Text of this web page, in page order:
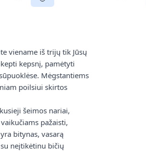
viename iš trijų tik Jūsų
kepsnį, pamėtyti
Mėgstantiems
poilsiui skirtos
šeimos nariai,
pažaisti,
bitynas, vasarą
neįtikėtinu bičių